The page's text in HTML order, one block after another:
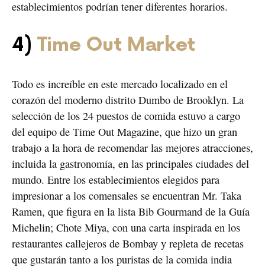
establecimientos podrían tener diferentes horarios.
4) Time Out Market
Todo es increíble en este mercado localizado en el
corazón del moderno distrito Dumbo de Brooklyn. La
selección de los 24 puestos de comida estuvo a cargo
del equipo de Time Out Magazine, que hizo un gran
trabajo a la hora de recomendar las mejores atracciones,
incluida la gastronomía, en las principales ciudades del
mundo. Entre los establecimientos elegidos para
impresionar a los comensales se encuentran Mr. Taka
Ramen, que figura en la lista Bib Gourmand de la Guía
Michelin; Chote Miya, con una carta inspirada en los
restaurantes callejeros de Bombay y repleta de recetas
que gustarán tanto a los puristas de la comida india